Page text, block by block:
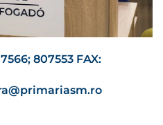
807553 FAX: